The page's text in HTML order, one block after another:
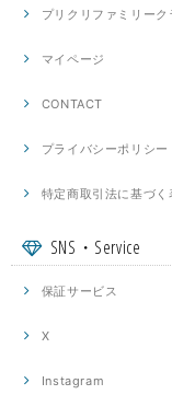
プリクリファミリーク
マイページ
CONTACT
プライバシーポリシー
特定商取引法に基づく
SNS・Service
保証サービス
X
Instagram